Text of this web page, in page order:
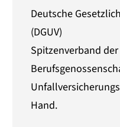
Deutsche
(DGUV)
Spitzenverband
Hand.